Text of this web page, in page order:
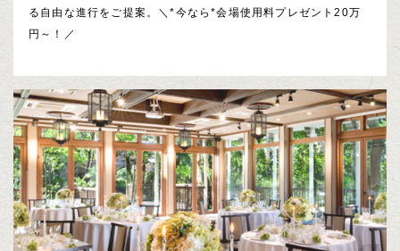
る自由な進行をご提案。＼*今なら*会場使用料プレゼント20万
円～！／